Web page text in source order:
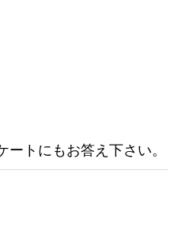
トにもお答え下さい。